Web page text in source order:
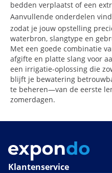
bedden verplaatst of een
Aanvullende onderdelen
zodat je jouw opstelling
waterbron, slangtype en
Met een goede combinatie
afgifte en platte slang voor
een irrigatie-oplossing die
blijft je bewatering
te beheren—van de eerste
zomerdagen.
Klantenservice